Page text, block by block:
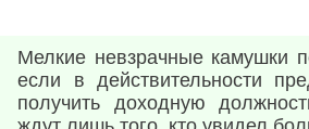
Мелкие невзрачные камушки
если в действительности
получить доходную